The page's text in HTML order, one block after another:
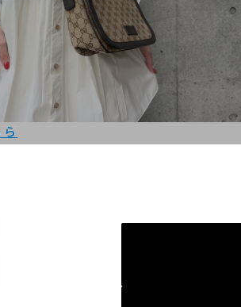
ーカラーがコーディネートに合わ
すので、低身長の方にはシャツワン